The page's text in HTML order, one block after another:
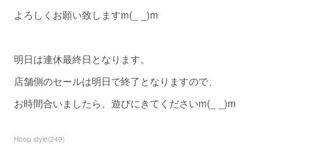
よろしくお願い致しますm(_ _)m
明日は連休最終日となります。
店舗側のセールは明日で終了となりますので、
お時間合いましたら、遊びにきてくださいm(_ _)m
Hoop style(249)